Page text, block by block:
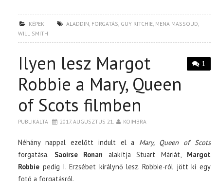
KÉPEK ALADDIN FORGATÁS GUY RITCHIE MENA MASSOUD
WILL SMITH
1
Ilyen lesz Margot
Robbie a Mary, Queen
of Scots filmben
PUBLIKÁLTA 2017. AUGUSZTUS 21. KOIMBRA
Néhány nappal ezelőtt indult el a Mary, Queen of Scots
forgatása. Saoirse Ronan alakítja Stuart Máriát, Margot
Robbie pedig I. Erzsébet királynő lesz. Robbie-ról jött ki egy
fotó a forgatásról.